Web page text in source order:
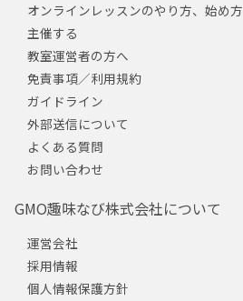
オンラインレッスンのやり方、始め方
主催する
教室運営者の方へ
免責事項／利用規約
ガイドライン
外部送信について
よくある質問
お問い合わせ
GMO趣味なび株式会社について
運営会社
採用情報
個人情報保護方針